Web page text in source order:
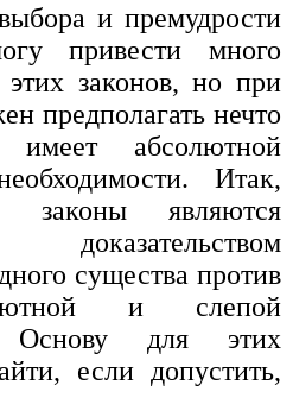
и премудрости
привести много
этих законов, но при
предполагать нечто
абсолютной
Итак,
законы являются
существа против
и слепой
Основу для этих
если допустить,